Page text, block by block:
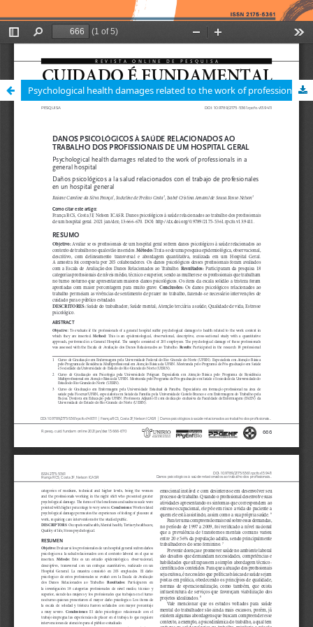
Psychological health damages related to the work of professionals in a general hospital / Danos psicológicos à saúde relacionados ao trabalho dos profissionais de um hospital geral